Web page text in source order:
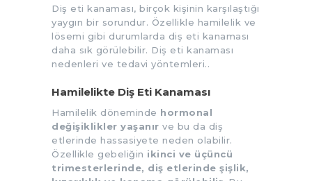
Diş eti kanaması, birçok kişinin karşılaştığı
yaygın bir sorundur. Özellikle hamilelik ve
lösemi gibi durumlarda diş eti kanaması
daha sık görülebilir. Diş eti kanaması
nedenleri ve tedavi yöntemleri..
Hamilelikte Diş Eti Kanaması
Hamilelik döneminde hormonal
değişiklikler yaşanır ve bu da diş
etlerinde hassasiyete neden olabilir.
Özellikle gebeliğin ikinci ve üçüncü
trimesterlerinde, diş etlerinde şişlik,